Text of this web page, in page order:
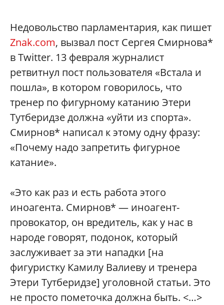
Недовольство парламентария, как пишет
Znak.com, вызвал пост Сергея Смирнова*
в Twitter. 13 февраля журналист
ретвитнул пост пользователя «Встала и
пошла», в котором говорилось, что
тренер по фигурному катанию Этери
Тутберидзе должна «уйти из спорта».
Смирнов* написал к этому одну фразу:
«Почему надо запретить фигурное
катание».
«Это как раз и есть работа этого
иноагента. Смирнов* — иноагент-
провокатор, он вредитель, как у нас в
народе говорят, подонок, который
заслуживает за эти нападки [на
фигуристку Камилу Валиеву и тренера
Этери Тутберидзе] уголовной статьи. Это
не просто пометочка должна быть. <…>